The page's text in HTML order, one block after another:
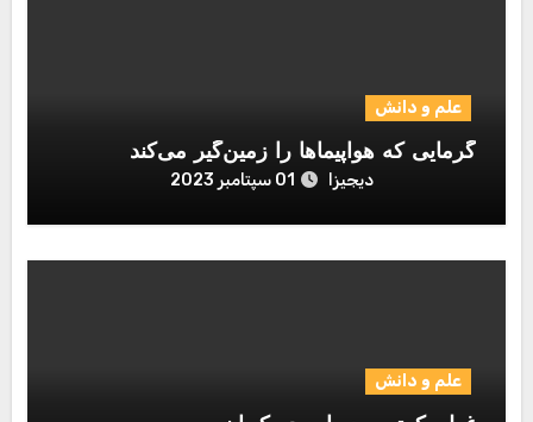
علم و دانش
گرمایی که هواپیماها را زمین‌گیر می‌کند
دیجیزا 01 سپتامبر 2023
علم و دانش